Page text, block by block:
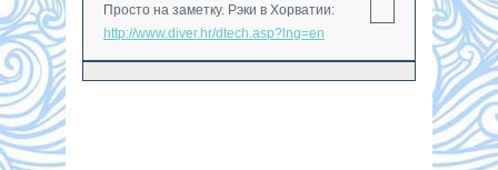
Просто на заметку. Рэки в Хорватии:
http://www.diver.hr/dtech.asp?lng=en